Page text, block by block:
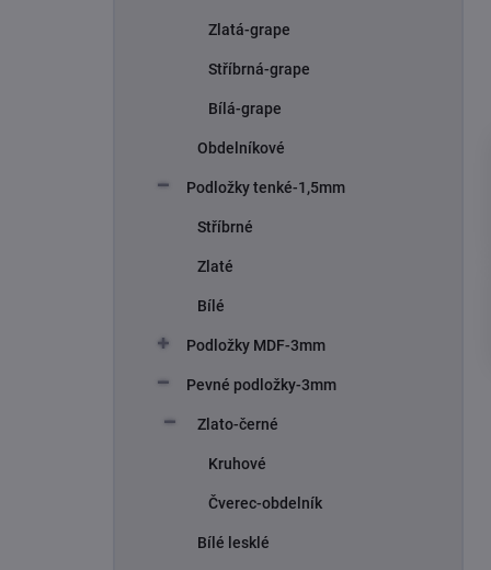
Zlatá-grape
Stříbrná-grape
Bílá-grape
Obdelníkové
Podložky tenké-1,5mm
Stříbrné
Zlaté
Bílé
Podložky MDF-3mm
Pevné podložky-3mm
Zlato-černé
Kruhové
Čverec-obdelník
Bílé lesklé